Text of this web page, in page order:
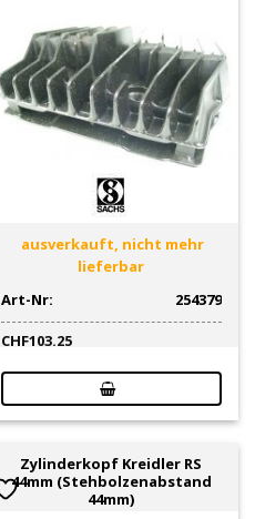
ausverkauft, nicht mehr
lieferbar
Art-Nr:
254379
CHF103.25
Zylinderkopf Kreidler RS
44mm (Stehbolzenabstand
44mm)